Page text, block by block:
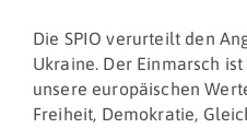
Die SPIO verurteilt den
Ukraine. Der Einmarsch
unsere europäischen
Freiheit, Demokratie,